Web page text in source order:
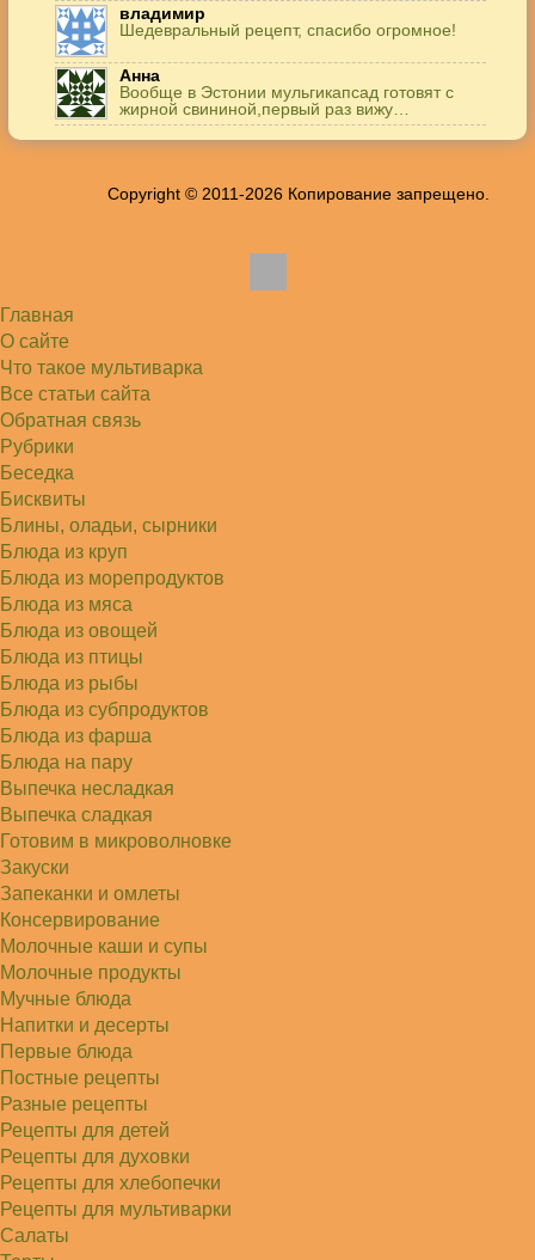
владимир
Шедевральный рецепт, спасибо огромное!
Анна
Вообще в Эстонии мульгикапсад готовят с
жирной свининой,первый раз вижу…
Игорь
Жанна
и сырую курочку, и…
Света
Советую простой рецепт как готовили наши
бабушки, на 5 минут…
Copyright © 2011-2026 Копирование запрещено.
Главная
О сайте
Что такое мультиварка
Все статьи сайта
Обратная связь
Рубрики
Беседка
Бисквиты
Блины, оладьи, сырники
Блюда из круп
Блюда из морепродуктов
Блюда из мяса
Блюда из овощей
Блюда из птицы
Блюда из рыбы
Блюда из субпродуктов
Блюда из фарша
Блюда на пару
Выпечка несладкая
Выпечка сладкая
Готовим в микроволновке
Закуски
Запеканки и омлеты
Консервирование
Молочные каши и супы
Молочные продукты
Мучные блюда
Напитки и десерты
Первые блюда
Постные рецепты
Разные рецепты
Рецепты для детей
Рецепты для духовки
Рецепты для хлебопечки
Рецепты для мультиварки
Салаты